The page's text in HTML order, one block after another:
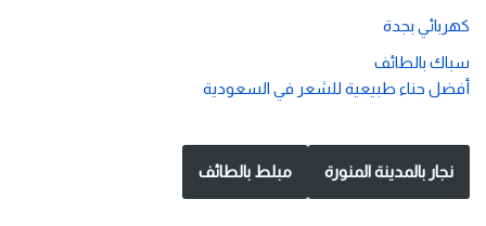
كهربائي بجدة
سباك بالطائف
أفضل حناء طبيعية للشعر في السعودية
نجار بالمدينة المنورة مبلط بالطائف